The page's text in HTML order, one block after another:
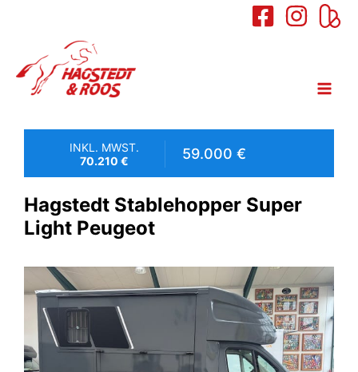
INKL. MWST.
70.210 €
59.000 €
Hagstedt Stablehopper Super
Light Peugeot